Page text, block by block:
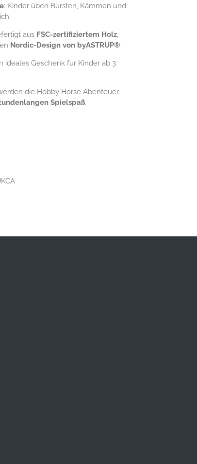
: Kinder üben Bürsten, Kämmen und
aus FSC-zertifiziertem Holz,
Nordic-Design von byASTRUP®.
ideales Geschenk für Kinder ab 3
die Hobby Horse Abenteuer
Spielspaß.